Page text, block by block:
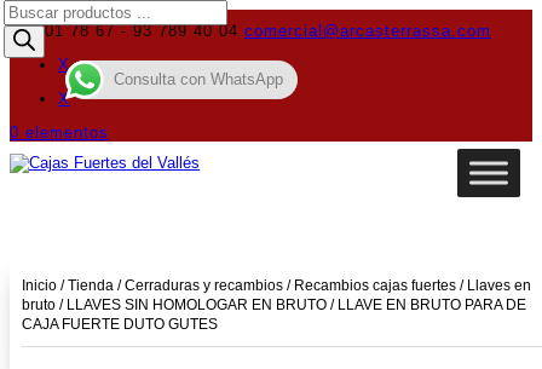
619 01 78 67 - 93 789 40 04 comercial@arcasterrassa.com
X
X
0 elementos
Búsqueda
de
productos
Inicio /Tienda /Cerraduras y recambios / Recambios cajas fuertes / Llaves en
bruto / LLAVES SIN HOMOLOGAR EN BRUTO / LLAVE EN BRUTO PARA DE
CAJA FUERTE DUTO GUTES
Consulta con WhatsApp